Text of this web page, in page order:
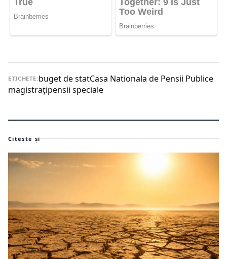
ETICHETE:buget de statCasa Nationala de Pensii Publice
magistraţipensii speciale
Citește și